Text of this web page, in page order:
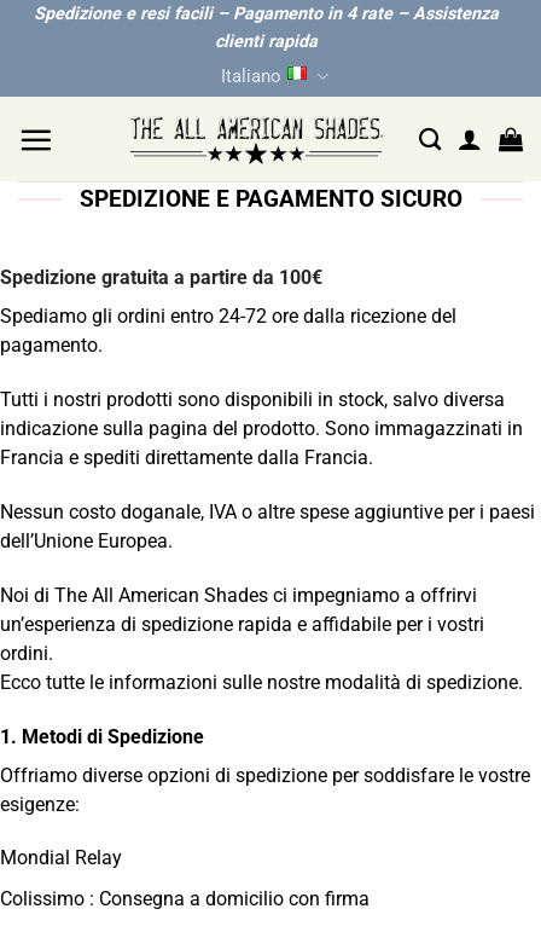
SaltaSpedizione e resi facili – Pagamento in 4 rate – Assistenza
clienti rapida
Italiano
SPEDIZIONE E PAGAMENTO SICURO
Spedizione gratuita a partire da 100€
Spediamo gli ordini entro 24-72 ore dalla ricezione del
pagamento.
Tutti i nostri prodotti sono disponibili in stock, salvo diversa
indicazione sulla pagina del prodotto. Sono immagazzinati in
Francia e spediti direttamente dalla Francia.
Nessun costo doganale, IVA o altre spese aggiuntive per i paesi
dell’Unione Europea.
Noi di The All American Shades ci impegniamo a offrirvi
un’esperienza di spedizione rapida e affidabile per i vostri
ordini.
Ecco tutte le informazioni sulle nostre modalità di spedizione.
1. Metodi di Spedizione
Offriamo diverse opzioni di spedizione per soddisfare le vostre
esigenze:
Mondial Relay
Colissimo : Consegna a domicilio con firma